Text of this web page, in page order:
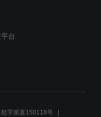
台
字第直150118号